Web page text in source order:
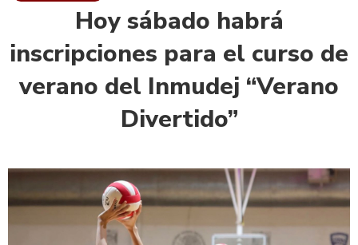
Hoy sábado habrá
inscripciones para el curso de
verano del Inmudej “Verano
Divertido”